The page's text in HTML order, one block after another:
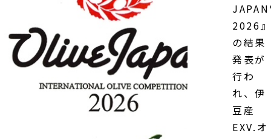
2026
の結果
発表が
行わ
れ、伊
豆産
EXV.オ